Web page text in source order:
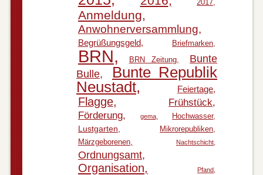
2017
Anmeldung
Anwohnerversammlung
Begrüßungsgeld Briefmarken
BRN BRN Zeitung
Bunte
Bulle
Bunte Republik
Neustadt
Feiertage
Flagge Frühstück
Förderung gema Hochwasser
Lustgarten
Mikrorepubliken
Märzgeborenen
Nachtschicht
Ordnungsamt
Organisation Pfand